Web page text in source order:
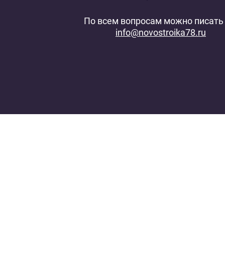
По всем вопросам можно писать
info@novostroika78.ru